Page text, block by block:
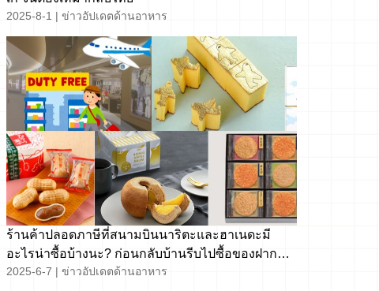
2025-8-1 | ข่าวอัปเดตด้านอาหาร
ร้านค้าปลอดภาษีที่สนามบินนาริตะและฮาเนดะมี
อะไรน่าซื้อบ้างนะ? ก่อนกลับบ้านรีบไปซื้อของฝากที่
แนะนำกัน!
2025-6-7 | ข่าวอัปเดตด้านอาหาร